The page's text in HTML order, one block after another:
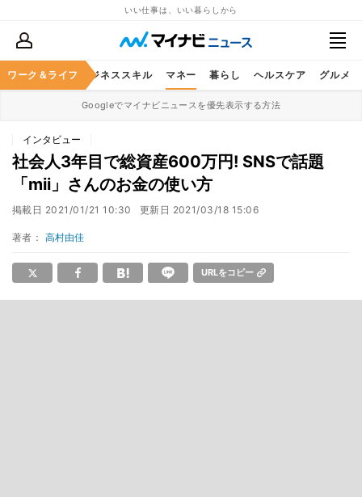
いい仕事は、いい暮らしから
ワーク＆ライフ
キャリア ビジネススキル マネー 暮らし ヘルスケア グルメ
Googleでマイナビニュースを優先表示する方法
インタビュー
社会人3年目で総資産600万円! SNSで話題
「mii」さんのお金の使い方
掲載日 2021/01/21 10:30 更新日 2021/03/18 15:06
著者： 高村由佳
URLをコピー